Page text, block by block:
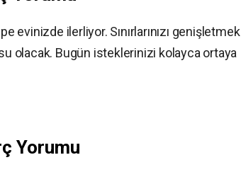
ilerliyor. Sınırlarınızı genişletmek
olacak. Bugün isteklerinizi kolayca ortaya
Yorumu